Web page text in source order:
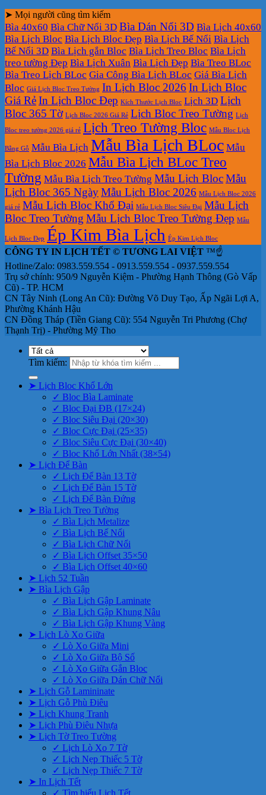
➤ Mọi người cũng tìm kiếm
Bìa 40x60 Bìa Chữ Nổi 3D Bìa Dán Nổi 3D Bìa Lịch 40x60
Bìa Lịch Bloc Bìa Lịch Bloc Đẹp Bìa Lịch Bế Nổi Bìa Lịch
Bế Nổi 3D Bìa Lịch gắn Bloc Bìa Lịch Treo Bloc Bìa Lịch
treo tường Đẹp Bìa Lịch Xuân Bìa Lịch Đẹp Bìa Treo BLoc
Bìa Treo Lịch BLoc Gia Công Bìa Lịch BLoc Giá Bìa Lịch
Bloc Giá Lịch Bloc Treo Tường In Lịch Bloc 2026 In Lịch Bloc
Giá RẻIn Lịch Bloc Đẹp Kích Thước Lịch Bloc Lịch 3D Lịch
Bloc 365 Tờ Lịch Bloc 2026 Giá Rẻ Lịch Bloc Treo Tường Lịch
Bloc treo tường 2026 giá rẻ Lịch Treo Tường Bloc Mẫu Bloc Lịch
Bằng Gỗ Mẫu Bìa Lịch Mẫu Bìa Lịch BLoc Mẫu
Bìa Lịch Bloc 2026 Mẫu Bìa Lịch BLoc Treo
Tường Mẫu Bìa Lịch Treo Tường Mẫu Lịch BlocMẫu
Lịch Bloc 365 NgàyMẫu Lịch Bloc 2026 Mẫu Lịch Bloc 2026
giá rẻ Mẫu Lịch Bloc Khổ Đại Mẫu Lịch Bloc Siêu Đại Mẫu Lịch
Bloc Treo Tường Mẫu Lịch Bloc Treo Tường Đẹp Mẫu
Lịch Bloc Đẹp Ép Kim Bìa Lịch Ép Kim Lịch Bloc
CÔNG TY IN LỊCH TẾT © TƯƠNG LAI VIỆT ™☝️
Hotline/Zalo: 0983.559.554 - 0913.559.554 - 0937.559.554
Trụ sở chính: 950/9 Nguyễn Kiệm - Phường Hạnh Thông (Gò Vấp
Cũ) - TP. HCM
CN Tây Ninh (Long An Cũ): Đường Võ Duy Tạo, Ấp Ngãi Lợi A,
Phường Khánh Hậu
CN Đồng Tháp (Tiền Giang Cũ): 554 Nguyễn Tri Phương (Chợ
Thạnh Trị) - Phường Mỹ Tho
Tìm kiếm:
➤ Lịch Bloc Khổ Lớn
✓ Bloc Bìa Laminate
✓ Bloc Đại ĐB (17×24)
✓ Bloc Siêu Đại (20×30)
✓ Bloc Cực Đại (25×35)
✓ Bloc Siêu Cực Đại (30×40)
✓ Bloc Khổ Lớn Nhất (38×54)
➤ Lịch Để Bàn
✓ Lịch Để Bàn 13 Tờ
✓ Lịch Để Bàn 15 Tờ
✓ Lịch Để Bàn Đứng
➤ Bìa Lịch Treo Tường
✓ Bìa Lịch Metalize
✓ Bìa Lịch Bế Nổi
✓ Bìa Lịch Chữ Nổi
✓ Bìa Lịch Offset 35×50
✓ Bìa Lịch Offset 40×60
➤ Lịch 52 Tuần
➤ Bìa Lịch Gập
✓ Bìa Lịch Gập Laminate
✓ Bìa Lịch Gập Khung Nâu
✓ Bìa Lịch Gập Khung Vàng
➤ Lịch Lò Xo Giữa
✓ Lò Xo Giữa Mini
✓ Lò Xo Giữa Bộ Số
✓ Lò Xo Giữa Gắn Bloc
✓ Lò Xo Giữa Dán Chữ Nổi
➤ Lịch Gỗ Lamininate
➤ Lịch Gỗ Phù Điêu
➤ Lịch Khung Tranh
➤ Lịch Phù Điêu Nhựa
➤ Lịch Tờ Treo Tường
✓ Lịch Lò Xo 7 Tờ
✓ Lịch Nẹp Thiếc 5 Tờ
✓ Lịch Nẹp Thiếc 7 Tờ
➤ In Lịch Tết